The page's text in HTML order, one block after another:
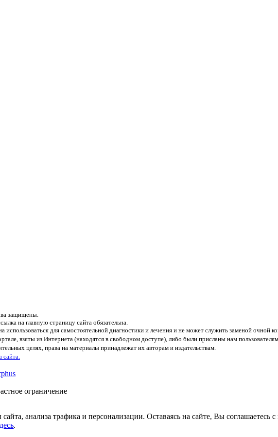
защищены.
на главную страницу сайта обязательна.
для самостоятельной диагностики и лечения и не может служить заменой очной
взяты из Интернета (находятся в свободном доступе), либо были присланы нам
целях, права на материалы принадлежат их авторам и издательствам.
сайта.
анализа трафика и персонализации. Оставаясь на сайте, Вы
.